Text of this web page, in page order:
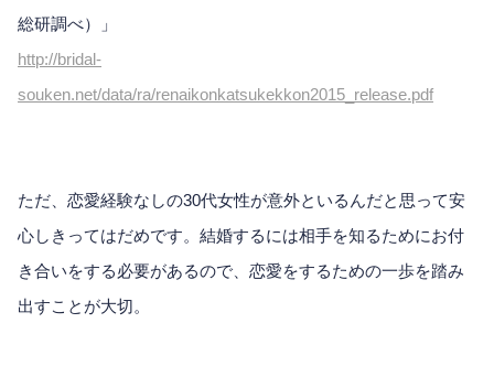
総研調べ）」
http://bridal-
souken.net/data/ra/renaikonkatsukekkon2015_release.pdf
ただ、恋愛経験なしの30代女性が意外といるんだと思って安
心しきってはだめです。結婚するには相手を知るためにお付
き合いをする必要があるので、恋愛をするための一歩を踏み
出すことが大切。